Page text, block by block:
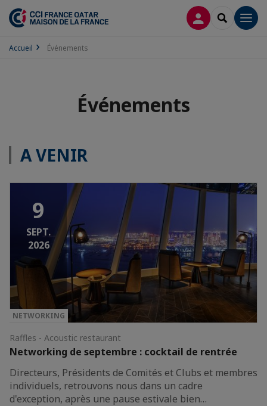
CONNEXION
Accueil Événements
Événements
A VENIR
9
SEPT.
2026
NETWORKING
Raffles - Acoustic restaurant
Networking de septembre : cocktail de rentrée
Directeurs, Présidents de Comités et Clubs et membres
individuels, retrouvons nous dans un cadre
d'exception, après une pause estivale bien…